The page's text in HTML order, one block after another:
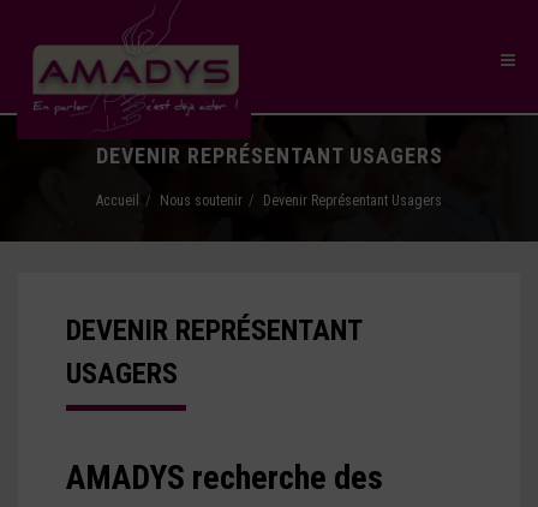
DEVENIR REPRÉSENTANT USAGERS
Accueil Nous soutenir Devenir Représentant Usagers
DEVENIR REPRÉSENTANT
USAGERS
AMADYS recherche des